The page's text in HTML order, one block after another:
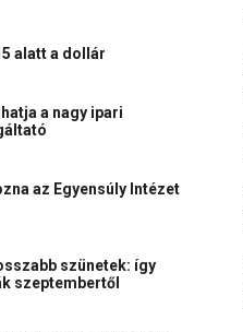
alatt a dollár
a nagy ipari
az Egyensúly Intézet
szünetek: így
szeptembertől